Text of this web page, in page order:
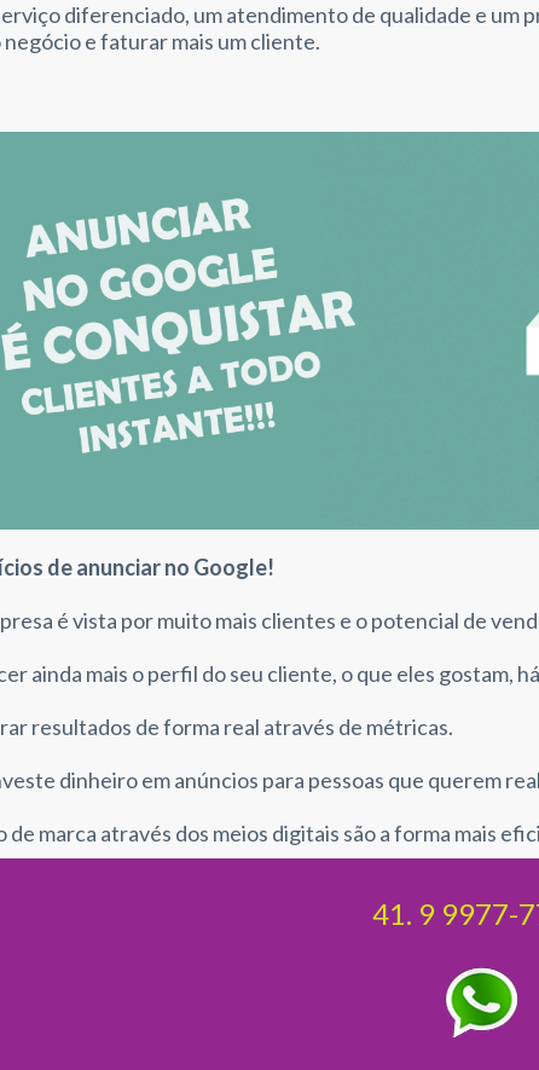
diferenciado, um atendimento de qualidade e um
e faturar mais um cliente.
de anunciar no Google!
é vista por muito mais clientes e o potencial de
ainda mais o perfil do seu cliente, o que eles gostam,
resultados de forma real através de métricas.
dinheiro em anúncios para pessoas que querem
de marca através dos meios digitais são a forma mais
41. 9 9977-